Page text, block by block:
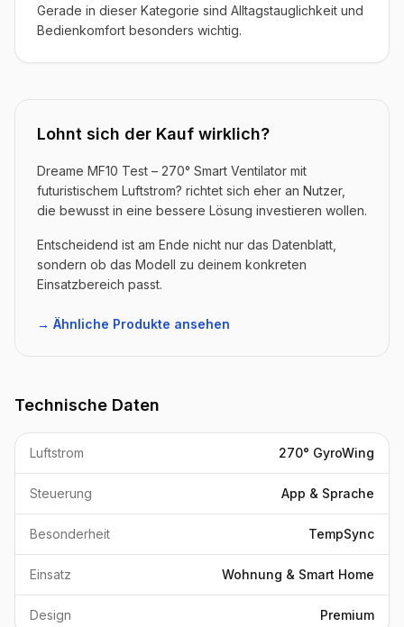
Gerade in dieser Kategorie sind Alltagstauglichkeit und
Bedienkomfort besonders wichtig.
Lohnt sich der Kauf wirklich?
Dreame MF10 Test – 270° Smart Ventilator mit
futuristischem Luftstrom? richtet sich eher an Nutzer,
die bewusst in eine bessere Lösung investieren wollen.
Entscheidend ist am Ende nicht nur das Datenblatt,
sondern ob das Modell zu deinem konkreten
Einsatzbereich passt.
→ Ähnliche Produkte ansehen
Technische Daten
Luftstrom 270° GyroWing
Steuerung App & Sprache
Besonderheit TempSync
Einsatz Wohnung & Smart Home
Design Premium